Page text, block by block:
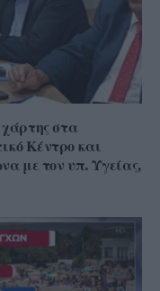
χάρτης στα
Κέντρο και
με τον υπ. Υγείας,